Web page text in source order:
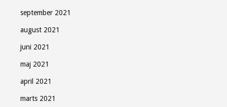
september 2021
august 2021
juni 2021
maj 2021
april 2021
marts 2021